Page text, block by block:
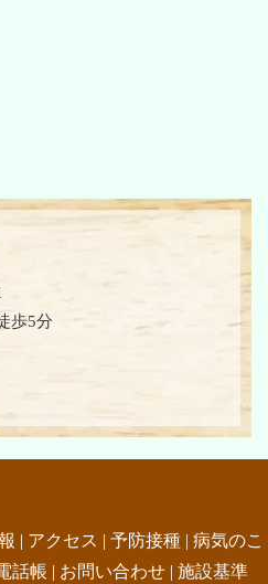
歩5分
| アクセス | 予防接種| 病気のこ
話帳 | お問い合わせ | 施設基準